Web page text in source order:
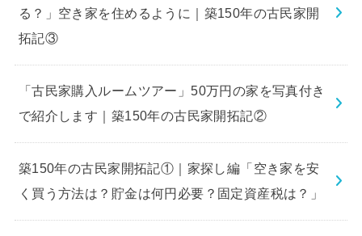
る？」空き家を住めるように｜築150年の古民家開
拓記③
「古民家購入ルームツアー」50万円の家を写真付き
で紹介します｜築150年の古民家開拓記②
築150年の古民家開拓記①｜家探し編「空き家を安
く買う方法は？貯金は何円必要？固定資産税は？」